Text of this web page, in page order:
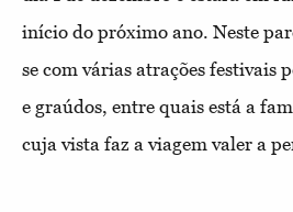
início do próximo ano. Neste
se com várias atrações festivais
e graúdos, entre quais está a
cuja vista faz a viagem valer a